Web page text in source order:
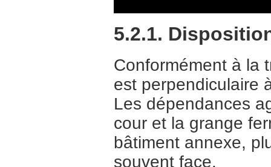
5.2.1.
Conformément à la
est perpendiculaire
Les dépendances
cour et la grange
bâtiment annexe,
souvent face.